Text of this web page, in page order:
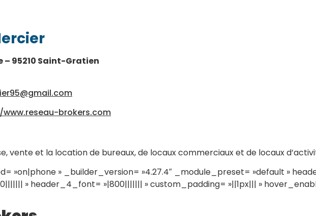
– 95210 Saint-Gratien
brokers.com
vente et la location de bureaux, de locaux commerciaux et de locaux
»on|phone » _builder_version= »4.27.4″ _module_preset= »default »
» header_4_font= »|800||||||| » custom_padding= »||1px||| »